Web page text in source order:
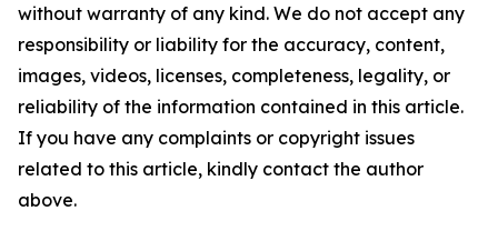
without warranty of any kind. We do not accept any
responsibility or liability for the accuracy, content,
images, videos, licenses, completeness, legality, or
reliability of the information contained in this article.
If you have any complaints or copyright issues
related to this article, kindly contact the author
above.